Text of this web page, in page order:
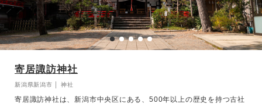
寄居諏訪神社
新潟県新潟市 │ 神社
寄居諏訪神社は、新潟市中央区にある、500年以上の歴史を持つ古社